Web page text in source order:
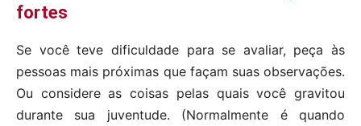
fortes
Se você teve dificuldade para se avaliar, peça às
pessoas mais próximas que façam suas observações.
Ou considere as coisas pelas quais você gravitou
durante sua juventude. (Normalmente é quando